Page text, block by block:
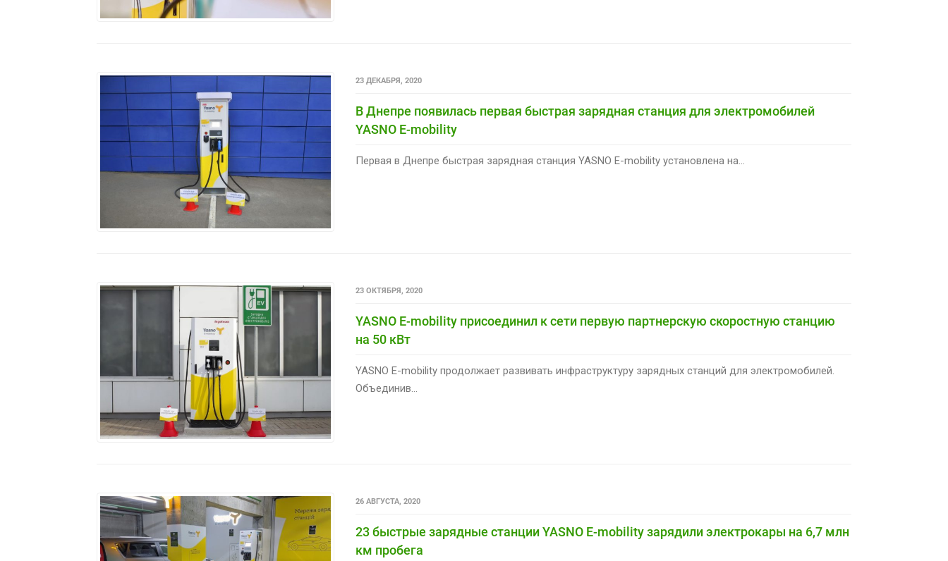
23 ДЕКАБРЯ, 2020
В Днепре появилась первая быстрая зарядная станция для электромобилей
YASNO E-mobility
Первая в Днепре быстрая зарядная станция YASNO E-mobility установлена на...
23 ОКТЯБРЯ, 2020
YASNO E-mobility присоединил к сети первую партнерскую скоростную станцию
на 50 кВт
YASNO E-mobility продолжает развивать инфраструктуру зарядных станций для электромобилей.
Объединив...
26 АВГУСТА, 2020
23 быстрые зарядные станции YASNO E-mobility зарядили электрокары на 6,7 млн
км пробега